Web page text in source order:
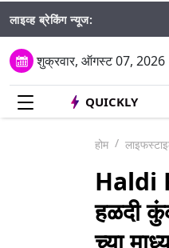
लाइव्ह ब्रेकिंग न्यूज:
शुक्रवार, ऑगस्ट 07, 2026
QUICKLY
होम
Haldi
हळदी